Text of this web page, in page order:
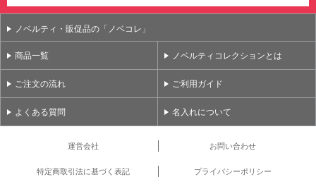
ノベルティ・販促品の「ノベコレ」
商品一覧 ノベルティコレクションとは
ご注文の流れ ご利用ガイド
よくある質問 名入れについて
運営会社 お問い合わせ
特定商取引法に基づく表記 プライバシーポリシー